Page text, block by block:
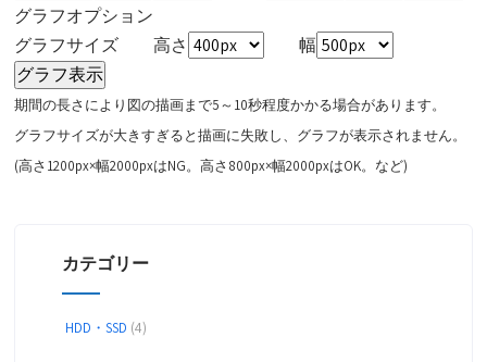
グラフオプション
グラフサイズ 高さ
幅
期間の長さにより図の描画まで5～10秒程度かかる場合があります。
グラフサイズが大きすぎると描画に失敗し、グラフが表示されません。
(高さ1200px×幅2000pxはNG。高さ800px×幅2000pxはOK。など)
カテゴリー
HDD・SSD (4)